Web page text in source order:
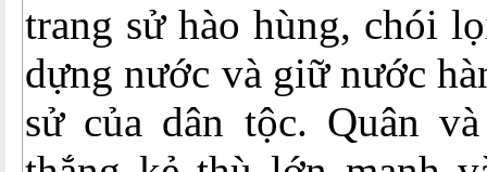
trang sử hào hùng, chói
dựng nước và giữ nước
sử của dân tộc. Quân